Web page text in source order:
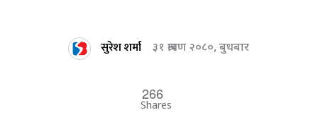
सुरेश शर्मा ३१ श्रावण २०८०, बुधबार
266
Shares